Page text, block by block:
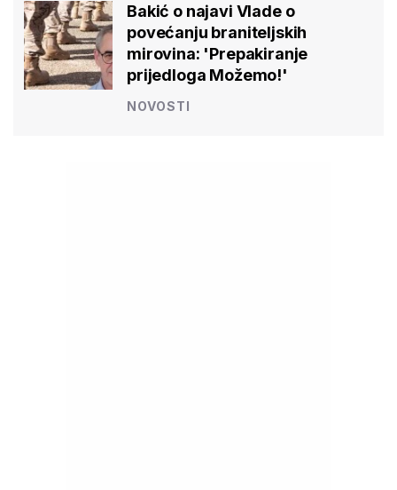
Bakić o najavi Vlade o
povećanju braniteljskih
mirovina: 'Prepakiranje
prijedloga Možemo!'
NOVOSTI